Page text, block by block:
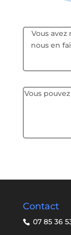
Vous avez
nous en
Vous
Contact
07 85 36